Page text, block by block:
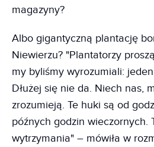
magazyny?
Albo gigantyczną plantację
Niewierzu? "Plantatorzy
my byliśmy wyrozumiali:
Dłużej się nie da. Niech nas,
zrozumieją. Te huki są od
późnych godzin wieczornych.
wytrzymania" – mówiła w